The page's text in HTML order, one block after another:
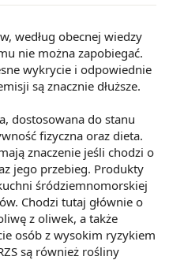
według obecnej wiedzy
nie można zapobiegać.
wykrycie i odpowiednie
są znacznie dłuższe.
dostosowana do stanu
fizyczna oraz dieta.
znaczenie jeśli chodzi o
jego przebieg. Produkty
śródziemnomorskiej
Chodzi tutaj głównie o
z oliwek, a także
osób z wysokim ryzykiem
są również rośliny